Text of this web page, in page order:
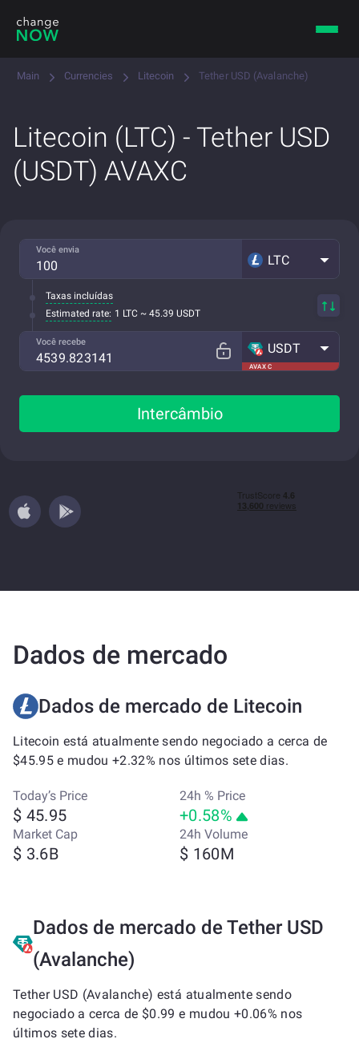
Main Currencies Litecoin Tether USD (Avalanche)
Litecoin (LTC) - Tether USD
(USDT) AVAXC
Você envia
LTC
Taxas incluídas
Estimated rate: 1 LTC ~ 45.39 USDT
Você recebe
AVAX C
USDT
Intercâmbio
Dados de mercado
Dados de mercado de Litecoin
Litecoin está atualmente sendo negociado a cerca de
$45.95 e mudou +2.32% nos últimos sete dias.
Today’s Price
$ 45.95
24h % Price
+0.58%
Market Cap
$ 3.6B
24h Volume
$ 160M
Dados de mercado de Tether USD
(Avalanche)
Tether USD (Avalanche) está atualmente sendo
negociado a cerca de $0.99 e mudou +0.06% nos
últimos sete dias.